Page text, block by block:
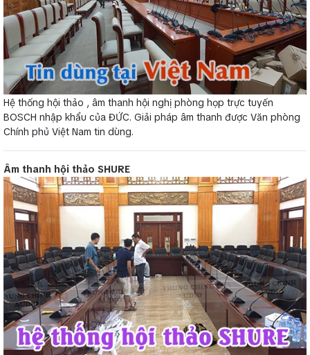
Hệ thống hội thảo , âm thanh hội nghị phòng họp trực tuyến
BOSCH nhập khẩu của ĐỨC. Giải pháp âm thanh được Văn phòng
Chính phủ Việt Nam tin dùng.
Âm thanh hội thảo SHURE